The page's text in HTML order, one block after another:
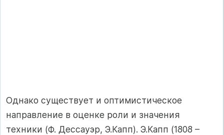
Однако существует и оптимистическое
направление в оценке роли и значения
техники (Ф. Дессауэр, Э.Капп). Э.Капп (1808 –